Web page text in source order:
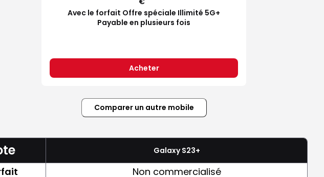
Avec le forfait Offre spéciale Illimité 5G+
Payable en plusieurs fois
Acheter
Comparer un autre mobile
Galaxy S23+
Non commercialisé